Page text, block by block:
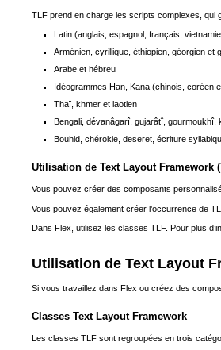
TLF prend en charge les scripts complexes, qui
Latin (anglais, espagnol, français,
Arménien, cyrillique, éthiopien, géorgien et
Arabe et hébreu
Idéogrammes Han, Kana (chinois, coréen
Thaï, khmer et laotien
Bengali, dévanâgarî, gujarâtî, gourmoukhî,
Bouhid, chérokie, deseret, écriture
Utilisation de Text Layout Framework
Vous pouvez créer des composants
Vous pouvez également créer l’occurrence de
Dans Flex, utilisez les classes TLF. Pour plus
Utilisation de Text Layout
Si vous travaillez dans Flex ou créez des
Classes Text Layout Framework
Les classes TLF sont regroupées en trois